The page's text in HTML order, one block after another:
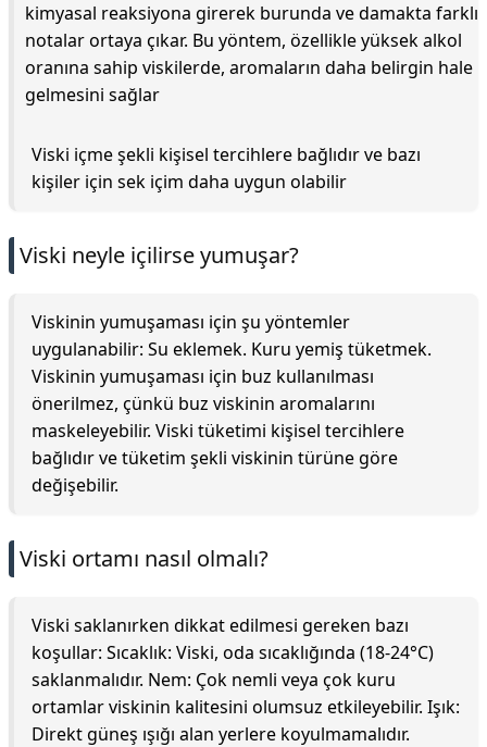
kimyasal reaksiyona girerek burunda ve damakta farklı
notalar ortaya çıkar. Bu yöntem, özellikle yüksek alkol
oranına sahip viskilerde, aromaların daha belirgin hale
gelmesini sağlar
Viski içme şekli kişisel tercihlere bağlıdır ve bazı
kişiler için sek içim daha uygun olabilir
Viski neyle içilirse yumuşar?
Viskinin yumuşaması için şu yöntemler
uygulanabilir: Su eklemek. Kuru yemiş tüketmek.
Viskinin yumuşaması için buz kullanılması
önerilmez, çünkü buz viskinin aromalarını
maskeleyebilir. Viski tüketimi kişisel tercihlere
bağlıdır ve tüketim şekli viskinin türüne göre
değişebilir.
Viski ortamı nasıl olmalı?
Viski saklanırken dikkat edilmesi gereken bazı
koşullar: Sıcaklık: Viski, oda sıcaklığında (18-24°C)
saklanmalıdır. Nem: Çok nemli veya çok kuru
ortamlar viskinin kalitesini olumsuz etkileyebilir. Işık:
Direkt güneş ışığı alan yerlere koyulmamalıdır.